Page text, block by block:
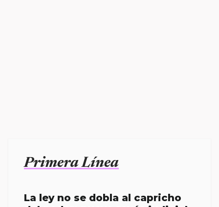
Primera Línea
La ley no se dobla al capricho